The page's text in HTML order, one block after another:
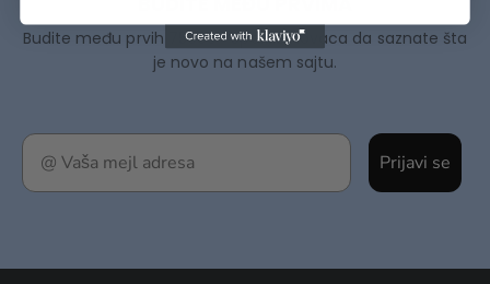
Prijavi se
Budite među prvih 75000+ Sportizmovaca da saznate šta
je novo na našem sajtu.